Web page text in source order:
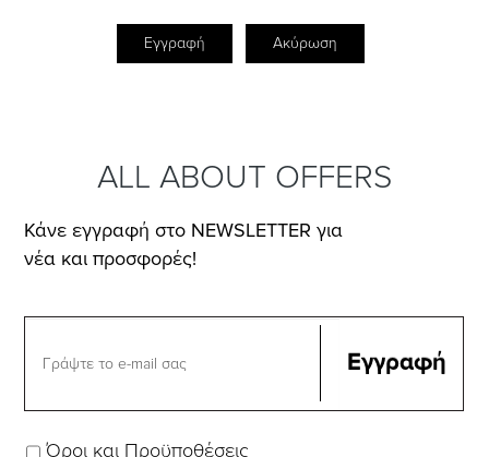
Εγγραφή Ακύρωση
ALL ABOUT OFFERS
Κάνε εγγραφή στο NEWSLETTER για
νέα και προσφορές!
Όροι και Προϋποθέσεις